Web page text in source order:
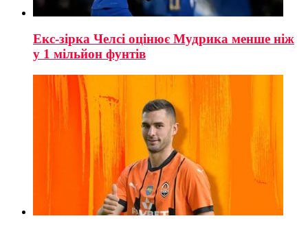
Екс-зірка Челсі оцінює Мудрика менше ніж
у 1 мільйон фунтів